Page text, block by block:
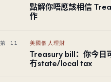
點解你唔應該相信
作
第 11 美國個人理財
Treasury bill：你今日
冇state/local tax